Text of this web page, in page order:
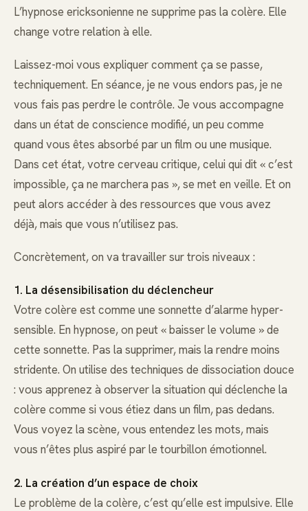
L’hypnose ericksonienne ne supprime pas la colère. Elle
change votre relation à elle.
Laissez-moi vous expliquer comment ça se passe,
techniquement. En séance, je ne vous endors pas, je ne
vous fais pas perdre le contrôle. Je vous accompagne
dans un état de conscience modifié, un peu comme
quand vous êtes absorbé par un film ou une musique.
Dans cet état, votre cerveau critique, celui qui dit « c’est
impossible, ça ne marchera pas », se met en veille. Et on
peut alors accéder à des ressources que vous avez
déjà, mais que vous n’utilisez pas.
Concrètement, on va travailler sur trois niveaux :
1. La désensibilisation du déclencheur
Votre colère est comme une sonnette d’alarme hyper-
sensible. En hypnose, on peut « baisser le volume » de
cette sonnette. Pas la supprimer, mais la rendre moins
stridente. On utilise des techniques de dissociation douce
: vous apprenez à observer la situation qui déclenche la
colère comme si vous étiez dans un film, pas dedans.
Vous voyez la scène, vous entendez les mots, mais
vous n’êtes plus aspiré par le tourbillon émotionnel.
2. La création d’un espace de choix
Le problème de la colère, c’est qu’elle est impulsive. Elle